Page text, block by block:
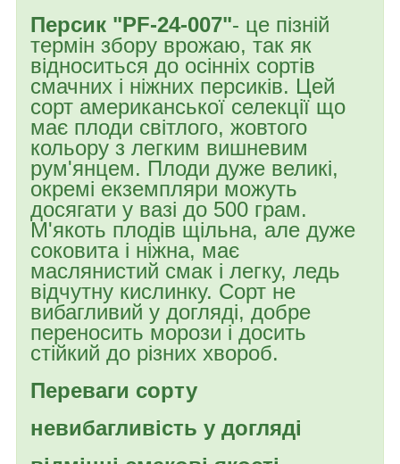
Персик "PF-24-007"- це пізній
термін збору врожаю, так як
відноситься до осінніх сортів
смачних і ніжних персиків. Цей
сорт американської селекції що
має плоди світлого, жовтого
кольору з легким вишневим
рум'янцем. Плоди дуже великі,
окремі екземпляри можуть
досягати у вазі до 500 грам.
М'якоть плодів щільна, але дуже
соковита і ніжна, має
маслянистий смак і легку, ледь
відчутну кислинку. Сорт не
вибагливий у догляді, добре
переносить морози і досить
стійкий до різних хвороб.
Переваги сорту
невибагливість у догляді